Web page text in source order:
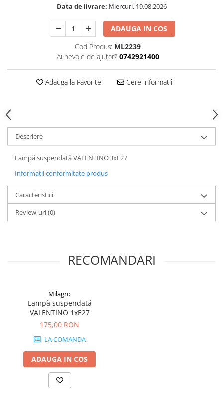
Data de livrare: Miercuri, 19.08.2026
ADAUGA IN COS
Cod Produs: ML2239
Ai nevoie de ajutor? 0742921400
Adauga la Favorite Cere informatii
Descriere
Lampă suspendată VALENTINO 3xE27
Informatii conformitate produs
Caracteristici
Review-uri(0)
RECOMANDARI
Milagro
Lampă suspendată
VALENTINO 1xE27
175,00 RON
LA COMANDA
ADAUGA IN COS